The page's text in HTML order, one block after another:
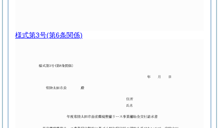
様式第3号(第6条関係)